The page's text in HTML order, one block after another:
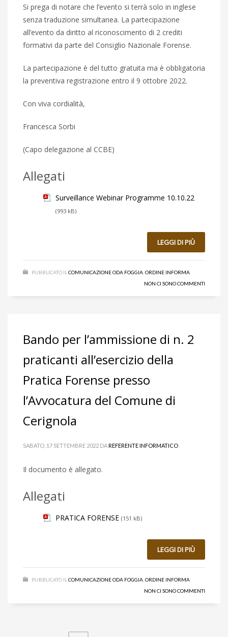
Si prega di notare che l’evento si terrà solo in inglese
senza traduzione simultanea. La partecipazione
all’evento da diritto al riconoscimento di 2 crediti
formativi da parte del Consiglio Nazionale Forense.
La partecipazione è del tutto gratuita ma è obbligatoria
la preventiva registrazione entro il 9 ottobre 2022.
Con viva cordialità,
Francesca Sorbi
(Capo delegazione al CCBE)
Allegati
Surveillance Webinar Programme 10.10.22
(993 kB)
LEGGI DI PIÙ
PUBBLICATO IL COMUNICAZIONE ODA FOGGIA ORDINE INFORMA
NON CI SONO COMMENTI
Bando per l’ammissione di n. 2
praticanti all’esercizio della
Pratica Forense presso
l’Avvocatura del Comune di
Cerignola
SABATO, 17 SETTEMBRE 2022 DAREFERENTE INFORMATICO
Il documento è allegato.
Allegati
PRATICA FORENSE (151 kB)
LEGGI DI PIÙ
PUBBLICATO IL COMUNICAZIONE ODA FOGGIA ORDINE INFORMA
NON CI SONO COMMENTI